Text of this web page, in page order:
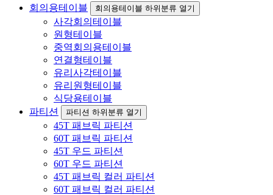
회의용테이블
회의용테이블 하위분류 열기
사각회의테이블
원형테이블
중역회의용테이블
연결형테이블
유리사각테이블
유리원형테이블
식당용테이블
파티션
파티션 하위분류 열기
45T 패브릭 파티션
60T 패브릭 파티션
45T 우드 파티션
60T 우드 파티션
45T 패브릭 컬러 파티션
60T 패브릭 컬러 파티션